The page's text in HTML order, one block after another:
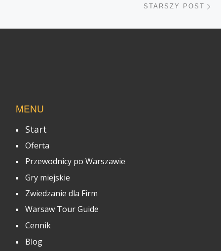
STARSZY POST
MENU
Start
Oferta
Przewodnicy po Warszawie
Gry miejskie
Zwiedzanie dla Firm
Warsaw Tour Guide
Cennik
Blog